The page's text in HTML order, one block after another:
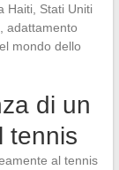
Haiti, Stati Uniti
adattamento
mondo dello
di un
tennis
al tennis